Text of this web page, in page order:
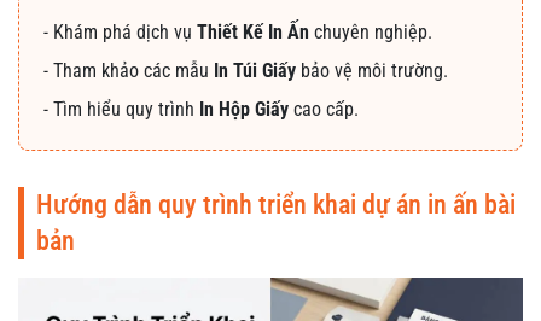
- Khám phá dịch vụ Thiết Kế In Ấn chuyên nghiệp.
- Tham khảo các mẫu In Túi Giấy bảo vệ môi trường.
- Tìm hiểu quy trình In Hộp Giấy cao cấp.
Hướng dẫn quy trình triển khai dự án in ấn bài
bản